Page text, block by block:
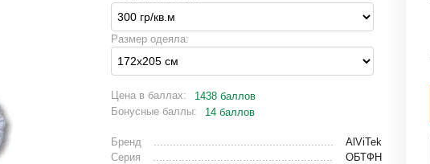
Размер одеяла:
Цена в баллах:
1438 баллов
Бонусные баллы:
14 баллов
Бренд
AlViTek
Серия
ОБТФН